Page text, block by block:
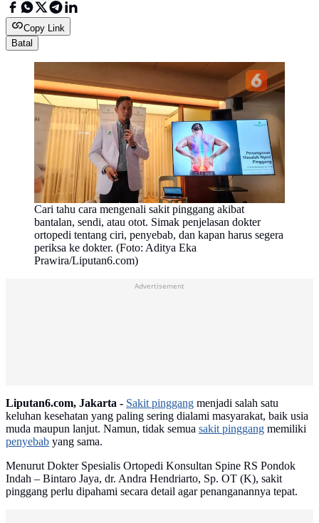
Copy Link
Batal
Cari tahu cara mengenali sakit pinggang akibat
bantalan, sendi, atau otot. Simak penjelasan dokter
ortopedi tentang ciri, penyebab, dan kapan harus segera
periksa ke dokter. (Foto: Aditya Eka
Prawira/Liputan6.com)
Advertisement
Liputan6.com, Jakarta - Sakit pinggang menjadi salah satu
keluhan kesehatan yang paling sering dialami masyarakat, baik usia
muda maupun lanjut. Namun, tidak semua sakit pinggang memiliki
penyebab yang sama.
Menurut Dokter Spesialis Ortopedi Konsultan Spine RS Pondok
Indah – Bintaro Jaya, dr. Andra Hendriarto, Sp. OT (K), sakit
pinggang perlu dipahami secara detail agar penanganannya tepat.